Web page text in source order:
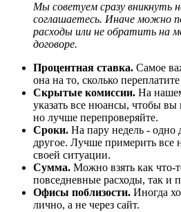
Мы советуем сразу вникнуть
соглашаетесь. Иначе можно
расходы или не обратить на
договоре.
Процентная ставка. Самое
она на то, сколько
Скрытые комиссии. На
указать все нюансы, чтобы вы
но лучше перепроверяйте.
Сроки. На пару недель - одно
другое. Лучше примерить все
своей ситуации.
Сумма. Можно взять как что-
повседневные расходы, так и
Офисы поблизости. Иногда
лично, а не через сайт.